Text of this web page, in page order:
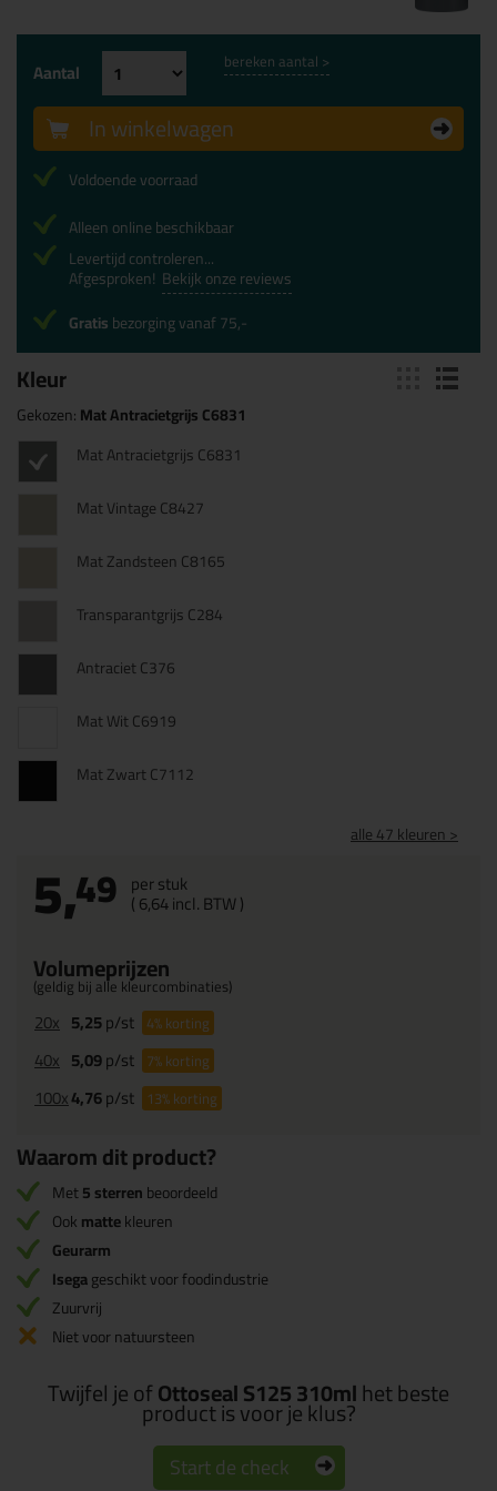
Kleur
Gekozen:Mat Antracietgrijs C6831
Mat Antracietgrijs C6831
Mat Vintage C8427
Mat Zandsteen C8165
Transparantgrijs C284
Antraciet C376
Mat Wit C6919
Mat Zwart C7112
alle 47 kleuren >
5,49 per stuk
(6,64incl. BTW )
Volumeprijzen
(geldig bij alle kleurcombinaties)
20x 5,25p/st 4%korting
40x 5,09p/st 7%korting
100x4,76p/st 13%korting
Aantal bereken aantal >
In winkelwagen
Voldoende voorraad
Alleen online beschikbaar
Levertijd controleren...
Afgesproken! Bekijk onze reviews
Gratisbezorging vanaf 75,-
Waarom dit product?
Met5 sterrenbeoordeeld
Ookmattekleuren
Geurarm
Isegageschikt voor foodindustrie
Zuurvrij
Niet voor natuursteen
Twijfel je ofOttoseal S125 310mlhet beste
product is voor je klus?
Start de check